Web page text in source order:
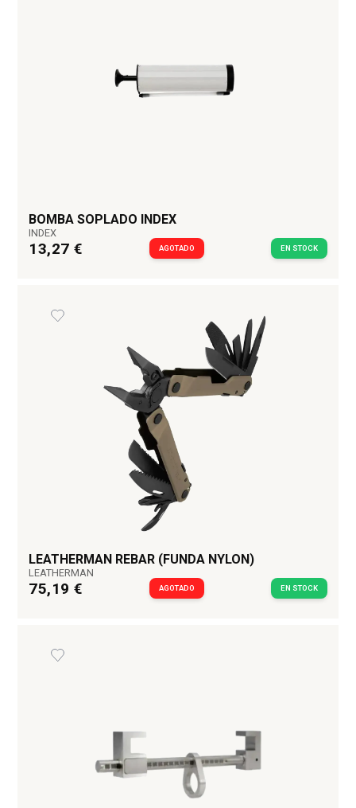
BOMBA SOPLADO INDEX
INDEX
13,27 € AGOTADO EN STOCK
LEATHERMAN REBAR (FUNDA NYLON)
LEATHERMAN
75,19 € AGOTADO EN STOCK